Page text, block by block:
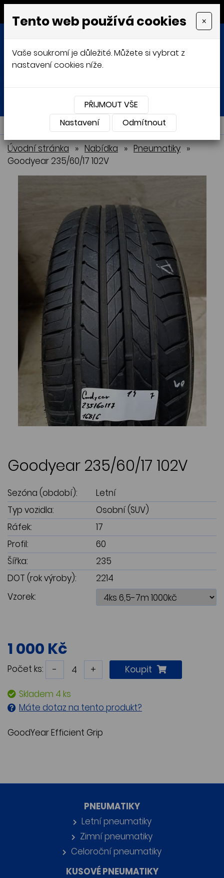
MENU
Přihlásit Košík
NABÍDKA
Úvodní stránka » Nabídka » Pneumatiky »
Goodyear 235/60/17 102V
Goodyear 235/60/17 102V
Sezóna (období):
Letní
Typ vozidla:
Osobní (SUV)
Ráfek:
17
Profil:
60
Šířka:
235
DOT (rok výroby):
2214
Vzorek:
1 000 Kč
Počet ks: - + Koupit
Skladem 4 ks
Máte dotaz na tento produkt?
GoodYear Efficient Grip
PNEUMATIKY
Letní pneumatiky
Zimní pneumatiky
Celoroční pneumatiky
KUSOVÉ PNEUMATIKY
Tento web používá cookies ×
Vaše soukromí je důležité. Můžete si vybrat z
nastavení cookies níže.
PŘIJMOUT VŠE
Nastavení
Odmítnout